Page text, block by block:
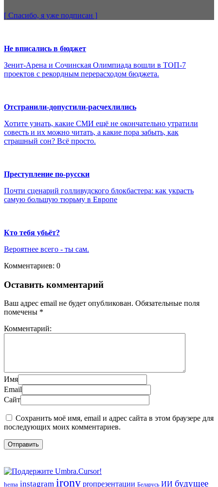
[ Спасибо, я уже подписан ]
Не вписались в бюджет
Зенит-Арена и Сочинская Олимпиада вошли в ТОП-7
проектов с рекордным перерасходом бюджета.
Отстранили-допустили-расчехлились
Хотите узнать, какие СМИ ещё не окончательно утратили
совесть и их можно читать, а какие пора забыть, как
страшный сон? Всё просто.
Преступление по-русски
Почти сценарий голливудского блокбастера: как украсть
самую большую тюрьму в Европе
Кто тебя убьёт?
Вероятнее всего - ты сам.
Комментариев: 0
Оставить комментарий
Ваш адрес email не будет опубликован. Обязательные поля
помечены *
Комментарий:
Имя
Email
Сайт
Сохранить моё имя, email и адрес сайта в этом браузере для
последующих моих комментариев.
hema instagram irony proпрезентации Беларусь ИИ будущее